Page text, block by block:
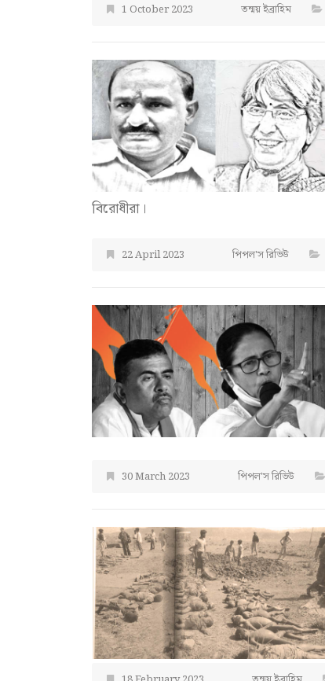
1 October 2023 তন্ময় ইব্রাহিম
বিরোধীরা।
22 April 2023 পিপল'স রিভিউ
30 March 2023 পিপল'স রিভিউ